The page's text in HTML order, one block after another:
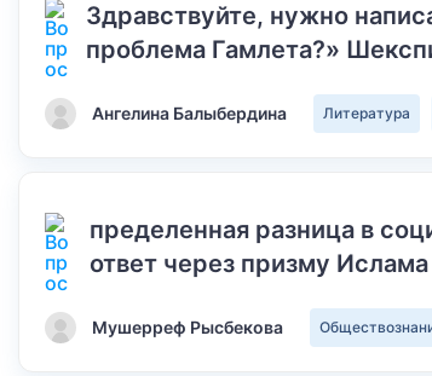
Здравствуйте, нужно
проблема Гамлета?»
Ангелина Балыбердина Литература
пределенная разница в
ответ через призму
Мушерреф Рысбекова